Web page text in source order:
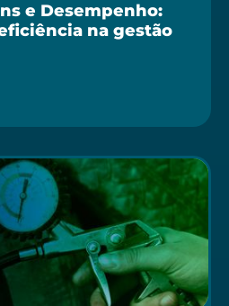
e Desempenho:
na gestão